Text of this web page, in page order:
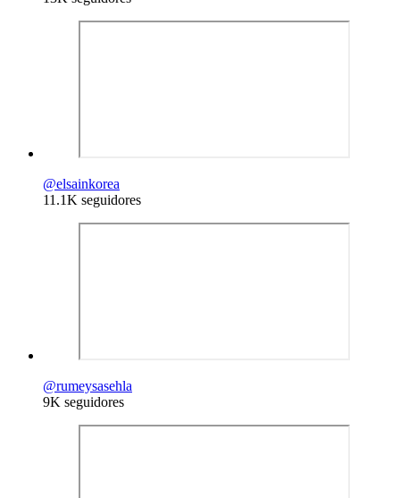
@elsainkorea
11.1K seguidores
@rumeysasehla
9K seguidores